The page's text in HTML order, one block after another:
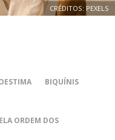
CRÉDITOS: PEXELS
BIQUÍNIS
ORDEM DOS